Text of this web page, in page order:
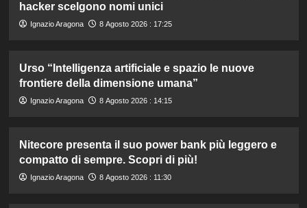
hacker scelgono nomi unici
Ignazio Aragona 8 Agosto 2026 : 17:25
Urso “Intelligenza artificiale e spazio le nuove
frontiere della dimensione umana”
Ignazio Aragona 8 Agosto 2026 : 14:15
Nitecore presenta il suo power bank più leggero e
compatto di sempre. Scopri di più!
Ignazio Aragona 8 Agosto 2026 : 11:30